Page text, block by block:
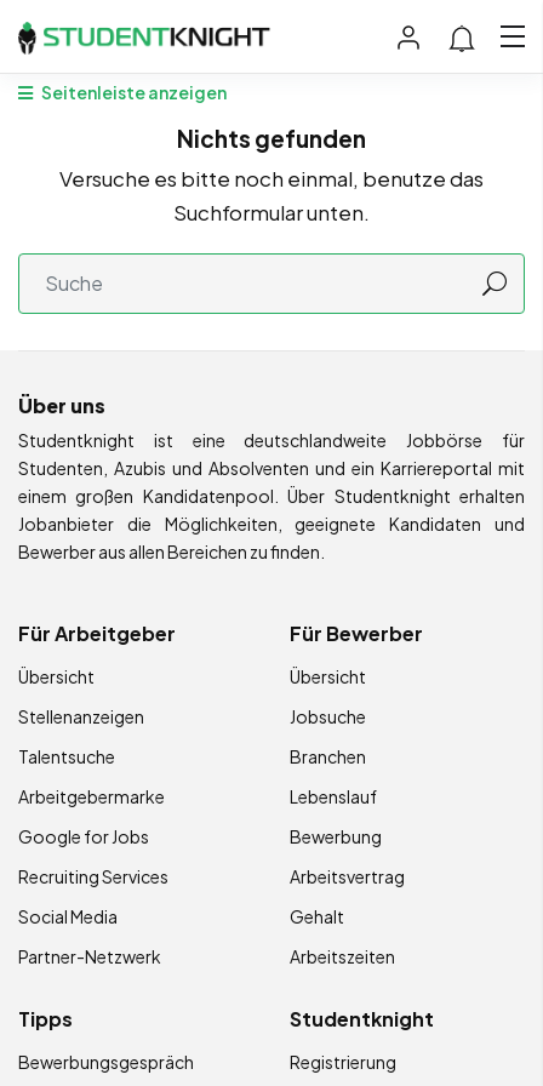
Seitenleiste anzeigen
Nichts gefunden
Versuche es bitte noch einmal, benutze das
Suchformular unten.
Über uns
Studentknight ist eine deutschlandweite Jobbörse für
Studenten, Azubis und Absolventen und ein Karriereportal mit
einem großen Kandidatenpool. Über Studentknight erhalten
Jobanbieter die Möglichkeiten, geeignete Kandidaten und
Bewerber aus allen Bereichen zu finden.
Für Arbeitgeber
Übersicht
Stellenanzeigen
Talentsuche
Arbeitgebermarke
Google for Jobs
Recruiting Services
Social Media
Partner-Netzwerk
Für Bewerber
Übersicht
Jobsuche
Branchen
Lebenslauf
Bewerbung
Arbeitsvertrag
Gehalt
Arbeitszeiten
Tipps
Bewerbungsgespräch
Studentknight
Registrierung